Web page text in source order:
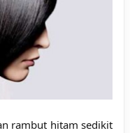
rambut hitam sedikit